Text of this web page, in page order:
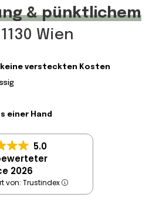
& pünktlichem
Wien
keine versteckten Kosten
einer Hand
5.0
2026
von: Trustindex